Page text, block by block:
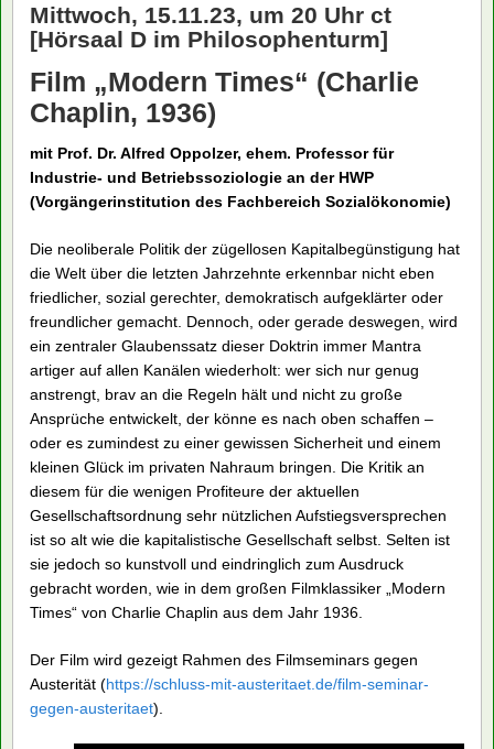
Mittwoch, 15.11.23, um 20 Uhr ct
[Hörsaal D im Philosophenturm]
Film „Modern Times“ (Charlie
Chaplin, 1936)
mit Prof. Dr. Alfred Oppolzer, ehem. Professor für
Industrie- und Betriebssoziologie an der HWP
(Vorgängerinstitution des Fachbereich Sozialökonomie)
Die neoliberale Politik der zügellosen Kapitalbegünstigung hat
die Welt über die letzten Jahrzehnte erkennbar nicht eben
friedlicher, sozial gerechter, demokratisch aufgeklärter oder
freundlicher gemacht. Dennoch, oder gerade deswegen, wird
ein zentraler Glaubenssatz dieser Doktrin immer Mantra
artiger auf allen Kanälen wiederholt: wer sich nur genug
anstrengt, brav an die Regeln hält und nicht zu große
Ansprüche entwickelt, der könne es nach oben schaffen –
oder es zumindest zu einer gewissen Sicherheit und einem
kleinen Glück im privaten Nahraum bringen. Die Kritik an
diesem für die wenigen Profiteure der aktuellen
Gesellschaftsordnung sehr nützlichen Aufstiegsversprechen
ist so alt wie die kapitalistische Gesellschaft selbst. Selten ist
sie jedoch so kunstvoll und eindringlich zum Ausdruck
gebracht worden, wie in dem großen Filmklassiker „Modern
Times“ von Charlie Chaplin aus dem Jahr 1936.
Der Film wird gezeigt Rahmen des Filmseminars gegen
Austerität (https://schluss-mit-austeritaet.de/film-seminar-
gegen-austeritaet).